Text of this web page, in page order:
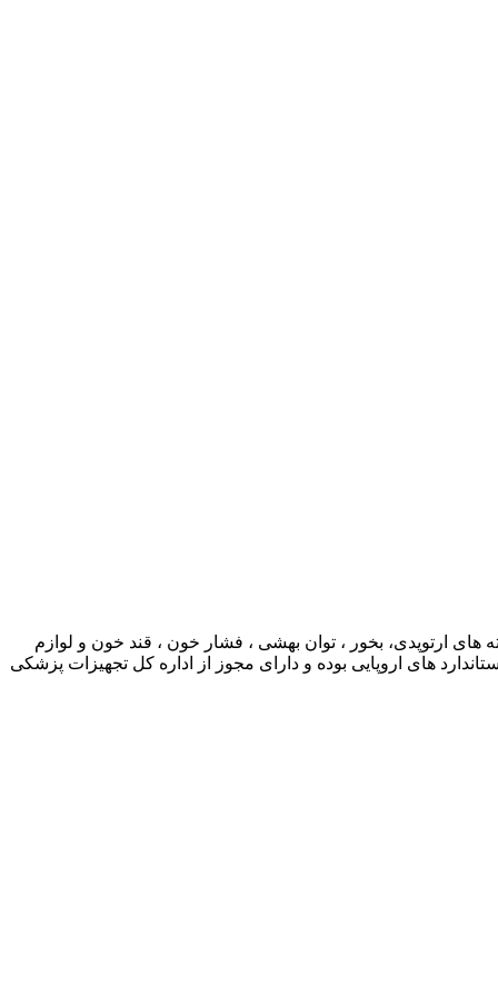
ارتوپدی، بخور ، توان بهشی ، فشار خون ، قند خون و لوازم
های اروپایی بوده و دارای مجوز از اداره کل تجهیزات پزشکی